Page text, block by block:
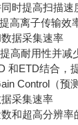
时提高扫描速
高离子传输效
据采集速率
高耐用性并减
和ETD结合，
Control（预
采集速率
和超高分辨率